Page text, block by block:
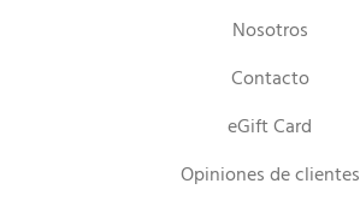
Nosotros
Contacto
eGift Card
Opiniones de clientes